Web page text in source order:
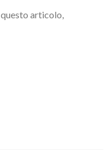
questo articolo,